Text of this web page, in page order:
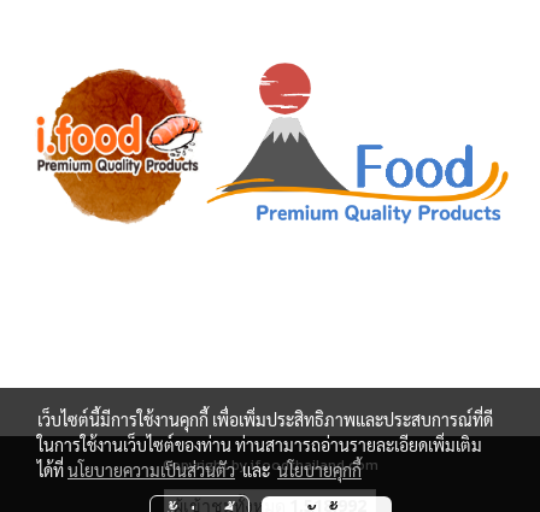
Copyright by ifoodthailand.com
ผู้เข้าชมทั้งหมด 1,518,992
เว็บไซต์นี้มีการใช้งานคุกกี้ เพื่อเพิ่มประสิทธิภาพและประสบการณ์ที่ดี
ในการใช้งานเว็บไซต์ของท่าน ท่านสามารถอ่านรายละเอียดเพิ่มเติม
ได้ที่นโยบายความเป็นส่วนตัวและนโยบายคุกกี้